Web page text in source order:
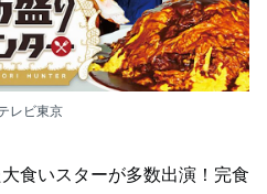
レビ東京
食いスターが多数出演！完食